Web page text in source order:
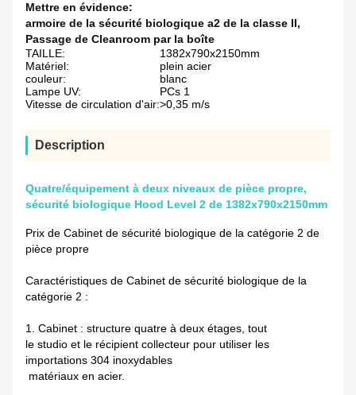
Mettre en évidence:
armoire de la sécurité biologique a2 de la classe II,
Passage de Cleanroom par la boîte
TAILLE:
1382x790x2150mm
Matériel:
plein acier
couleur:
blanc
Lampe UV:
PCs 1
Vitesse de circulation d'air:>0,35 m/s
Description
Quatre/équipement à deux niveaux de pièce propre,
sécurité biologique Hood Level 2 de 1382x790x2150mm
Prix de Cabinet de sécurité biologique de la catégorie 2 de
pièce propre
Caractéristiques de Cabinet de sécurité biologique de la
catégorie 2 :
1. Cabinet : structure quatre à deux étages, tout
le studio et le récipient collecteur pour utiliser les
importations 304 inoxydables
matériaux en acier.